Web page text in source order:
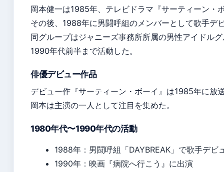
岡本健一は1985年、テレビドラマ『サーティーン・
その後、1988年に男闘呼組のメンバーとして歌手デ
同グループはジャニーズ事務所所属の男性アイドル
1990年代前半まで活動した。
俳優デビュー作品
デビュー作『サーティーン・ボーイ』は1985年に放
岡本は主演の一人として注目を集めた。
1980年代〜1990年代の活動
1988年：男闘呼組「DAYBREAK」で歌手デビ
1990年：映画『病院へ行こう』に出演